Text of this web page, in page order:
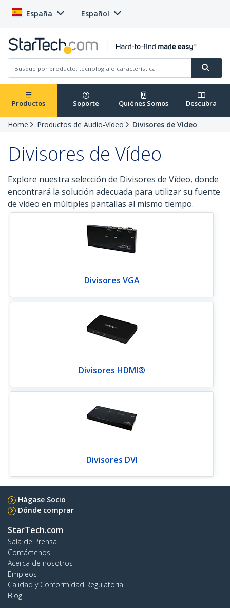
España Español
Productos Soporte Quiénes Somos Descubra
Home Productos de Audio-Vídeo Divisores de Vídeo
Divisores de Vídeo
Explore nuestra selección de Divisores de Vídeo, donde
encontrará la solución adecuada para utilizar su fuente
de vídeo en múltiples pantallas al mismo tiempo.
Divisores VGA
Divisores HDMI®
Divisores DVI
Hágase Socio
Dónde comprar
StarTech.com
Sala de Prensa
Contáctenos
Acerca de nosotros
Empleos
Calidad y Conformidad Regulatoria
Blog